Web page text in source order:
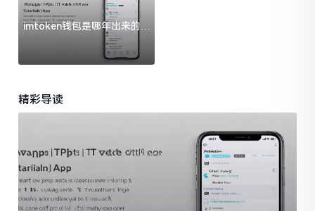
imtoken钱包是哪年出来的？
一文给你说清楚
精彩导读